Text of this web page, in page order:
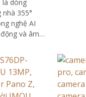
là dòng
355°
nghệ AI
và âm
ban đêm
256GB
qua ứng